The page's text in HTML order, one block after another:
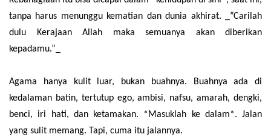
tanpa harus menunggu kematian dan dunia akhirat. _”Carilah
dulu Kerajaan Allah maka semuanya akan diberikan
kepadamu.”_
Agama hanya kulit luar, bukan buahnya. Buahnya ada di
kedalaman batin, tertutup ego, ambisi, nafsu, amarah, dengki,
benci, iri hati, dan ketamakan. *Masuklah ke dalam*. Jalan
yang sulit memang. Tapi, cuma itu jalannya.